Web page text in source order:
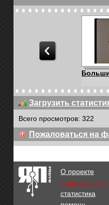
Выпуск
Загрузить
Всего просмотров: 322
Пожаловаться на
О проекте
размещение
статистика